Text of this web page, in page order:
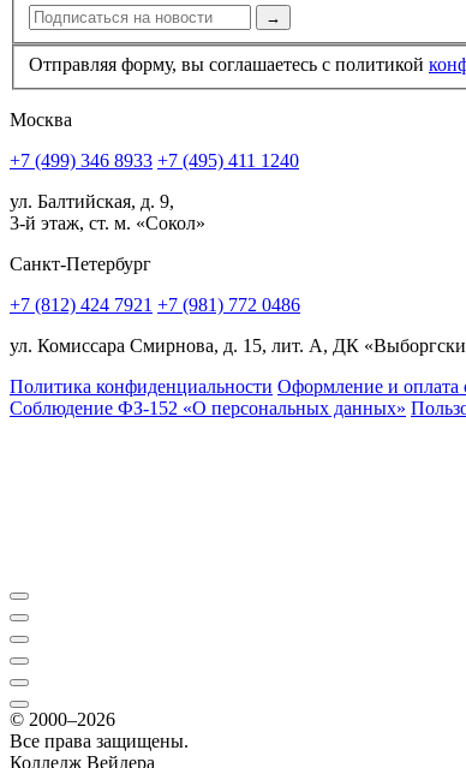
→
Отправляя форму, вы соглашаетесь с политикой
Москва
+7 (499) 346 8933 +7 (495) 411 1240
ул. Балтийская, д. 9,
3-й этаж, ст. м. «Сокол»
Санкт-Петербург
+7 (812) 424 7921 +7 (981) 772 0486
ул. Комиссара Смирнова, д. 15, лит. А, ДК
Политика конфиденциальности Оформление и оплата
Соблюдение ФЗ-152 «О персональ­ных данных»
© 2000–2026
Все права защищены.
Колледж Вейдера